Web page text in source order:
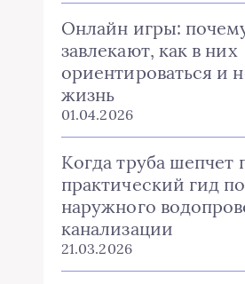
Онлайн игры:
завлекают, как в них
ориентироваться и
жизнь
01.04.2026
Когда труба шепчет
практический гид
наружного
канализации
21.03.2026